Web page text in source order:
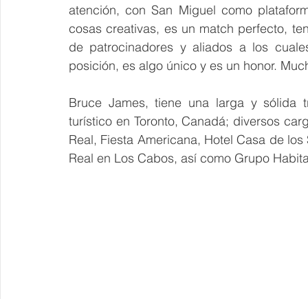
atención, con San Miguel como
cosas creativas, es un match perfecto,
de patrocinadores y aliados a los
posición, es algo único y es un honor.
Bruce James, tiene una larga y sólida
turístico en Toronto, Canadá; diversos
Real, Fiesta Americana, Hotel Casa de
Real en Los Cabos, así como Grupo